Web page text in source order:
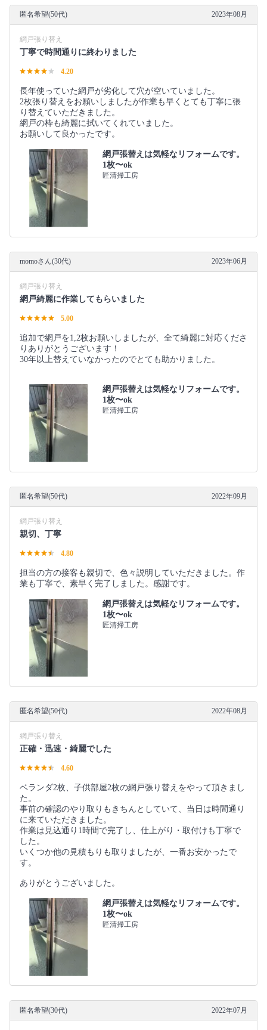
匿名希望(50代) 2023年08月
網戸張り替え
丁寧で時間通りに終わりました
4.20
長年使っていた網戸が劣化して穴が空いていました。
2枚張り替えをお願いしましたが作業も早くとても丁寧に張
り替えていただきました。
網戸の枠も綺麗に拭いてくれていました。
お願いして良かったです。
網戸張替えは気軽なリフォームです。
1枚〜ok
匠清掃工房
momoさん(30代) 2023年06月
網戸張り替え
網戸綺麗に作業してもらいました
5.00
追加で網戸を1,2枚お願いしましたが、全て綺麗に対応くださ
りありがとうございます！
30年以上替えていなかったのでとても助かりました。
網戸張替えは気軽なリフォームです。
1枚〜ok
匠清掃工房
匿名希望(50代) 2022年09月
網戸張り替え
親切、丁寧
4.80
担当の方の接客も親切で、色々説明していただきました。作
業も丁寧で、素早く完了しました。感謝です。
網戸張替えは気軽なリフォームです。
1枚〜ok
匠清掃工房
匿名希望(50代) 2022年08月
網戸張り替え
正確・迅速・綺麗でした
4.60
ベランダ2枚、子供部屋2枚の網戸張り替えをやって頂きまし
た。
事前の確認のやり取りもきちんとしていて、当日は時間通り
に来ていただきました。
作業は見込通り1時間で完了し、仕上がり・取付けも丁寧で
した。
いくつか他の見積もりも取りましたが、一番お安かったで
す。
ありがとうございました。
網戸張替えは気軽なリフォームです。
1枚〜ok
匠清掃工房
匿名希望(30代) 2022年07月